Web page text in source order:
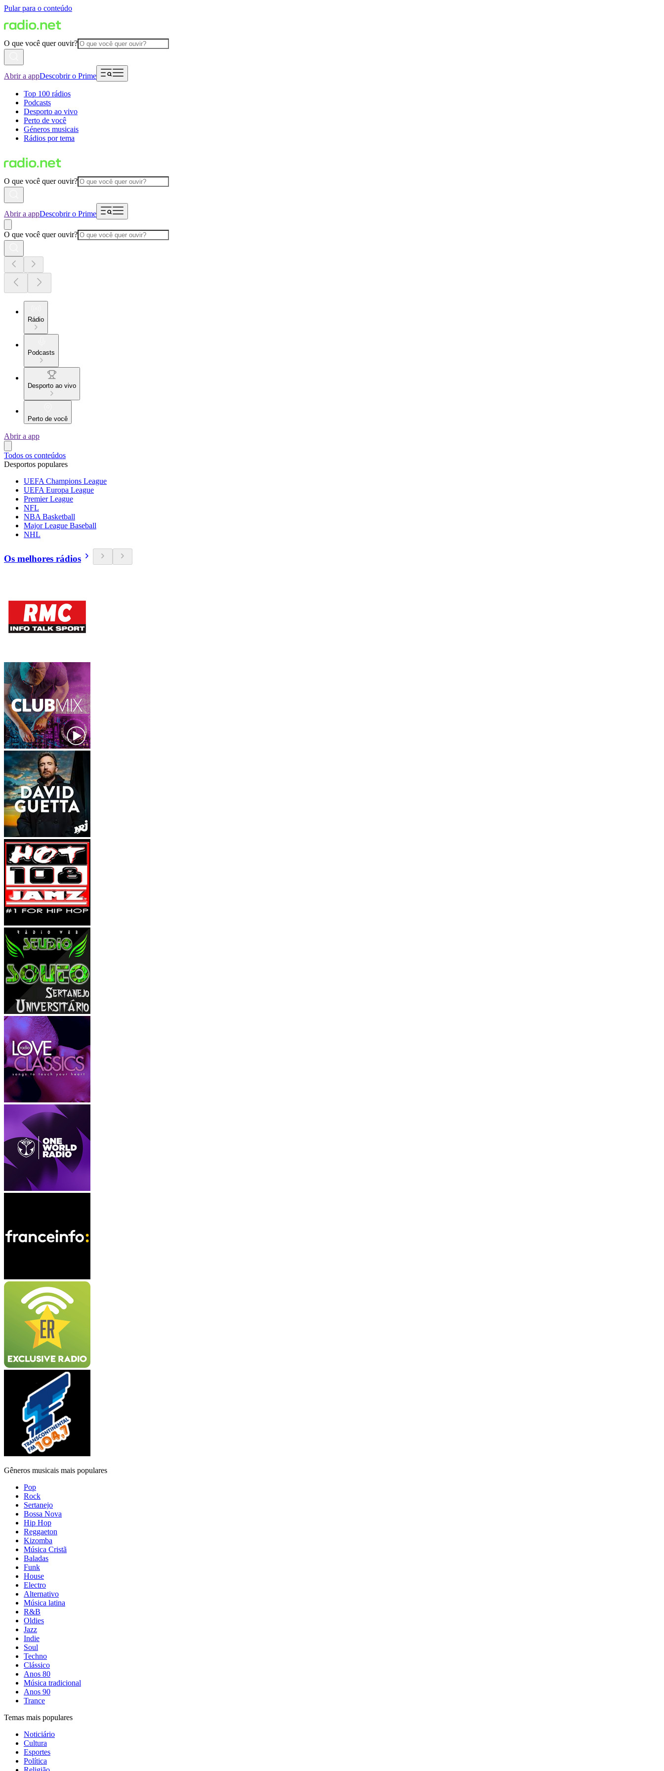
Pular para o conteúdo
O que você quer ouvir?
Abrir a appDescobrir o Prime
Top 100 rádios
Podcasts
Desporto ao vivo
Perto de você
Géneros musicais
Rádios por tema
O que você quer ouvir?
Abrir a appDescobrir o Prime
O que você quer ouvir?
Rádio
Podcasts
Desporto ao vivo
Perto de você
Abrir a app
Todos os conteúdos
Desportos populares
UEFA Champions League
UEFA Europa League
Premier League
NFL
NBA Basketball
Major League Baseball
NHL
Os melhores rádios
Gêneros musicais mais populares
Pop
Rock
Sertanejo
Bossa Nova
Hip Hop
Reggaeton
Kizomba
Música Cristã
Baladas
Funk
House
Electro
Alternativo
Música latina
R&B
Oldies
Jazz
Indie
Soul
Techno
Clássico
Anos 80
Música tradicional
Anos 90
Trance
Temas mais populares
Noticiário
Cultura
Esportes
Política